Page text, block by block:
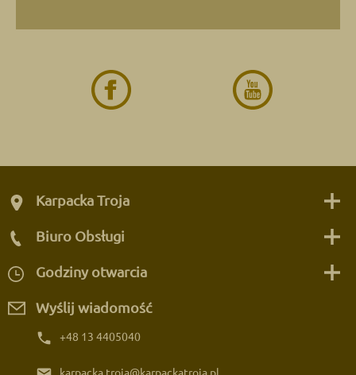
Karpacka Troja
Biuro Obsługi
Godziny otwarcia
Wyślij wiadomość
phone +48 13 4405040